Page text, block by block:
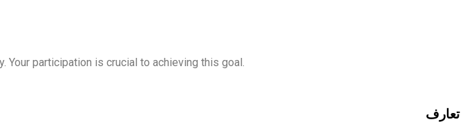
participation is crucial to achieving this goal.
تعارف